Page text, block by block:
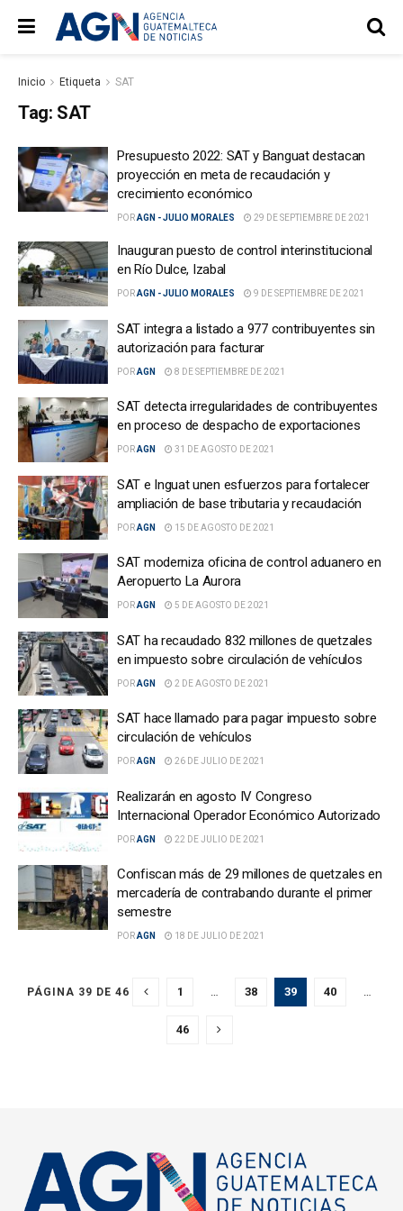
Inicio Etiqueta SAT
Tag: SAT
Presupuesto 2022: SAT y Banguat destacan
proyección en meta de recaudación y
crecimiento económico
PORAGN - JULIO MORALES 29 DE SEPTIEMBRE DE 2021
Inauguran puesto de control interinstitucional
en Río Dulce, Izabal
PORAGN - JULIO MORALES 9 DE SEPTIEMBRE DE 2021
SAT integra a listado a 977 contribuyentes sin
autorización para facturar
PORAGN 8 DE SEPTIEMBRE DE 2021
SAT detecta irregularidades de contribuyentes
en proceso de despacho de exportaciones
PORAGN 31 DE AGOSTO DE 2021
SAT e Inguat unen esfuerzos para fortalecer
ampliación de base tributaria y recaudación
PORAGN 15 DE AGOSTO DE 2021
SAT moderniza oficina de control aduanero en
Aeropuerto La Aurora
PORAGN 5 DE AGOSTO DE 2021
SAT ha recaudado 832 millones de quetzales
en impuesto sobre circulación de vehículos
PORAGN 2 DE AGOSTO DE 2021
SAT hace llamado para pagar impuesto sobre
circulación de vehículos
PORAGN 26 DE JULIO DE 2021
Realizarán en agosto IV Congreso
Internacional Operador Económico Autorizado
PORAGN 22 DE JULIO DE 2021
Confiscan más de 29 millones de quetzales en
mercadería de contrabando durante el primer
semestre
PORAGN 18 DE JULIO DE 2021
PÁGINA 39 DE 46 1 … 38 39 40 …
46